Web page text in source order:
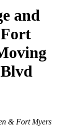
and
& Fort Myers